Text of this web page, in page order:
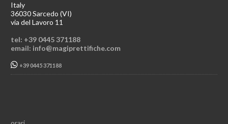
Italy
36030 Sarcedo (VI)
via del Lavoro 11
tel: +39 0445 371188
email: info@magiprettifiche.com
+39 0445 371188